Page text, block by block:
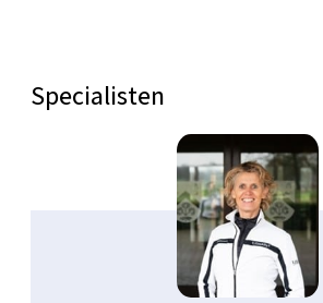
Specialisten